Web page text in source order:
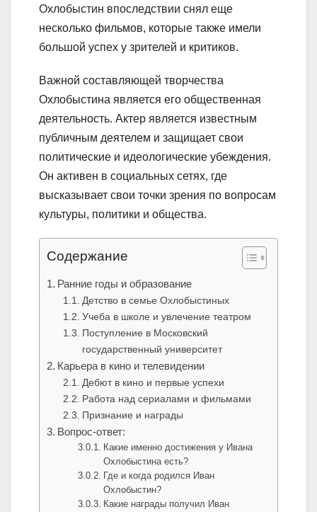
Охлобыстин впоследствии снял еще
несколько фильмов, которые также имели
большой успех у зрителей и критиков.
Важной составляющей творчества
Охлобыстина является его общественная
деятельность. Актер является известным
публичным деятелем и защищает свои
политические и идеологические убеждения.
Он активен в социальных сетях, где
высказывает свои точки зрения по вопросам
культуры, политики и общества.
Содержание
Ранние годы и образование
Детство в семье Охлобыстиных
Учеба в школе и увлечение театром
Поступление в Московский
государственный университет
Карьера в кино и телевидении
Дебют в кино и первые успехи
Работа над сериалами и фильмами
Признание и награды
Вопрос-ответ:
Какие именно достижения у Ивана
Охлобыстина есть?
Где и когда родился Иван
Охлобыстин?
Какие награды получил Иван